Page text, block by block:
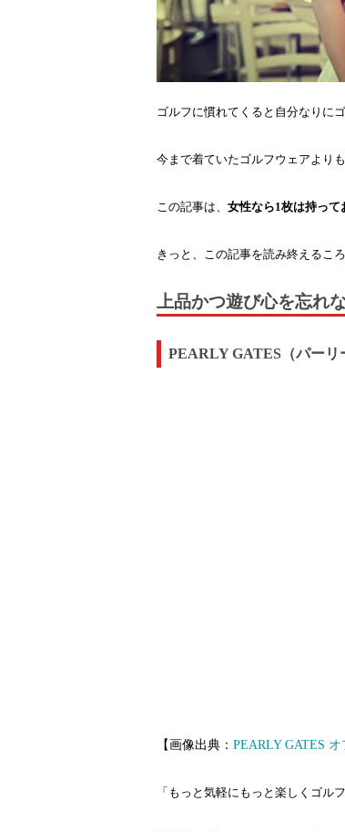
ゴルフに慣れてくると自分なりに
今まで着ていたゴルフウェアより
この記事は、 女性なら1枚は持って
きっと、この記事を読み終えるこ
上品かつ遊び心を忘れ
PEARLY GATES（パーリ
【画像出典： PEARLY GATES
「もっと気軽にもっと楽しくゴル